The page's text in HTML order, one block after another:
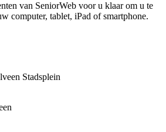
van SeniorWeb voor u klaar om u te
computer, tablet, iPad of smartphone.
Stadsplein